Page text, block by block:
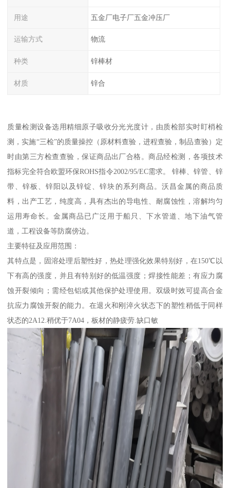
用途 五金厂电子厂五金冲压厂
运输方式 物流
种类 锌棒材
材质 锌合
质量检测设备选用精细原子吸收分光光度计，由质检部实时盯梢检
测，实施“三检”的质量操控（原材料查验，进程查验，制品查验）定
时由第三方检查查验，保证商品出厂合格。商品经检测，各项技术
指标完全符合欧盟环保ROHS指令2002/95/EC需求。 锌棒、锌管、锌
带、锌板、锌阳以及锌锭、锌块的系列商品。沃昌金属的商品质
料，出产工艺，纯度高，具有杰出的导电性、耐腐蚀性，溶解均匀
运用寿命长。金属商品已广泛用于船只、下水管道、地下油气管
道，工程设备等防腐傍边。
主要特征及应用范围：
其特点是，固溶处理后塑性好，热处理强化效果特别好，在150℃以
下有高的强度，并且有特别好的低温强度；焊接性能差；有应力腐
蚀开裂倾向；需经包铝或其他保护处理使用。双级时效可提高合金
抗应力腐蚀开裂的能力。在退火和刚淬火状态下的塑性稍低于同样
状态的2A12.稍优于7A04，板材的静疲劳.缺口敏